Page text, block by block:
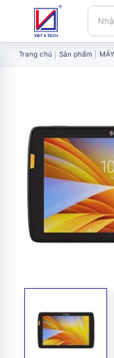
Trang chủ Sản phẩm